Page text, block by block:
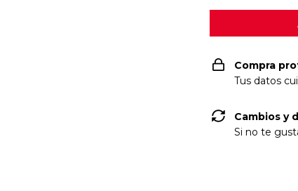
Compra
Tus datos
Cambios y
Si no te